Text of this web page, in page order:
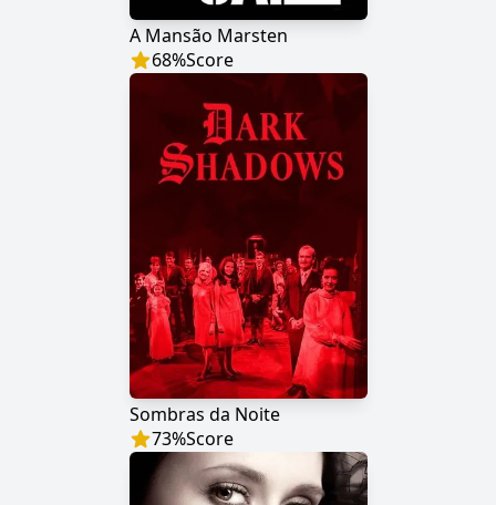
A Mansão Marsten
68%Score
Sombras da Noite
73%Score